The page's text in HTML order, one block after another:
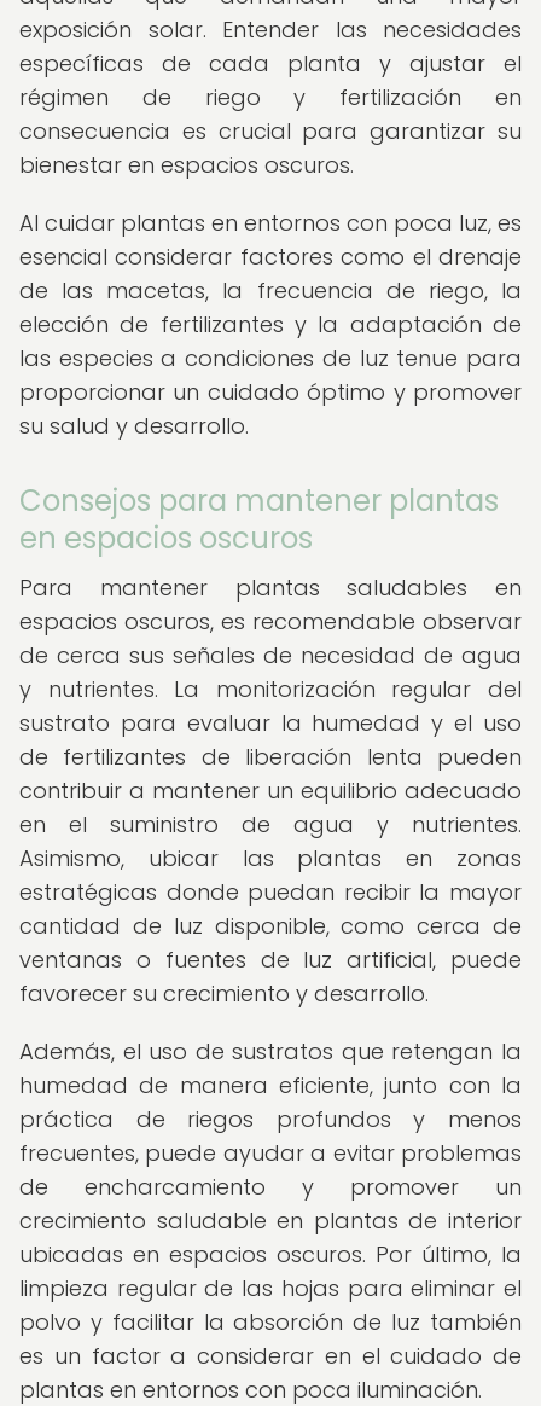
exposición solar. Entender las necesidades
específicas de cada planta y ajustar el
régimen de riego y fertilización en
consecuencia es crucial para garantizar su
bienestar en espacios oscuros.
Al cuidar plantas en entornos con poca luz, es
esencial considerar factores como el drenaje
de las macetas, la frecuencia de riego, la
elección de fertilizantes y la adaptación de
las especies a condiciones de luz tenue para
proporcionar un cuidado óptimo y promover
su salud y desarrollo.
Consejos para mantener plantas
en espacios oscuros
Para mantener plantas saludables en
espacios oscuros, es recomendable observar
de cerca sus señales de necesidad de agua
y nutrientes. La monitorización regular del
sustrato para evaluar la humedad y el uso
de fertilizantes de liberación lenta pueden
contribuir a mantener un equilibrio adecuado
en el suministro de agua y nutrientes.
Asimismo, ubicar las plantas en zonas
estratégicas donde puedan recibir la mayor
cantidad de luz disponible, como cerca de
ventanas o fuentes de luz artificial, puede
favorecer su crecimiento y desarrollo.
Además, el uso de sustratos que retengan la
humedad de manera eficiente, junto con la
práctica de riegos profundos y menos
frecuentes, puede ayudar a evitar problemas
de encharcamiento y promover un
crecimiento saludable en plantas de interior
ubicadas en espacios oscuros. Por último, la
limpieza regular de las hojas para eliminar el
polvo y facilitar la absorción de luz también
es un factor a considerar en el cuidado de
plantas en entornos con poca iluminación.